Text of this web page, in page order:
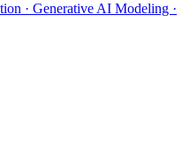
· Generative AI Modeling ·